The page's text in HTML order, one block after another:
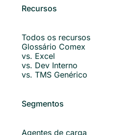
Recursos
Todos os recursos
Glossário Comex
vs. Excel
vs. Dev Interno
vs. TMS Genérico
Segmentos
Agentes de carga